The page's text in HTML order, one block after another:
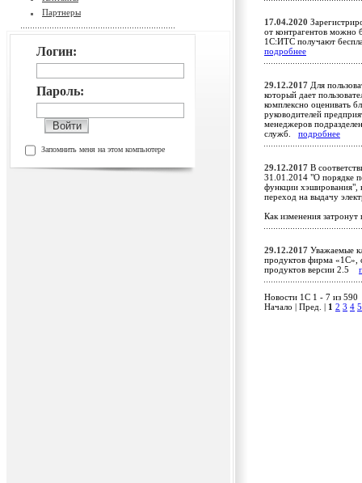
Партнеры
Логин:
Пароль:
Запомнить меня на этом компьютере
17.04.2020
от контрагентов можно
1С:ИТС получают
подробнее
29.12.2017 Для
который дает
комплексно оценивать
руководителей
менеджеров
служб. подробнее
29.12.2017 В
31.01.2014 "О порядке
функции хэширования",
переход на выдачу
Как изменения
29.12.2017 Уважаемые
продуктов фирма «1С»,
продуктов версии 2.5
Новости 1C 1 - 7 из 590
Начало | Пред. | 1 2 3 4 5